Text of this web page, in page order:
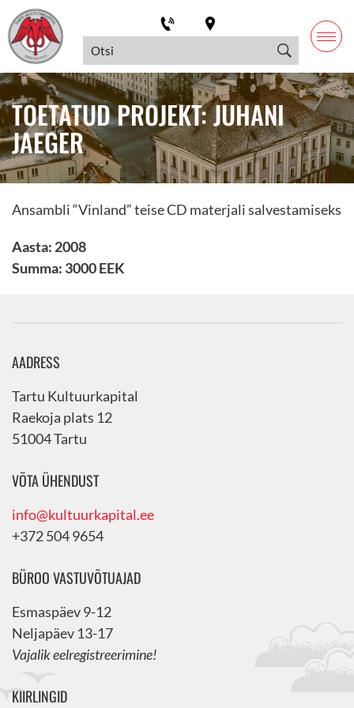
TOETATUD PROJEKT: JUHANI
JAEGER
Ansambli “Vinland” teise CD materjali salvestamiseks
Aasta: 2008
Summa: 3000 EEK
AADRESS
Tartu Kultuurkapital
Raekoja plats 12
51004 Tartu
VÕTA ÜHENDUST
info@kultuurkapital.ee
+372 504 9654
BÜROO VASTUVÕTUAJAD
Esmaspäev 9-12
Neljapäev 13-17
Vajalik eelregistreerimine!
KIIRLINGID